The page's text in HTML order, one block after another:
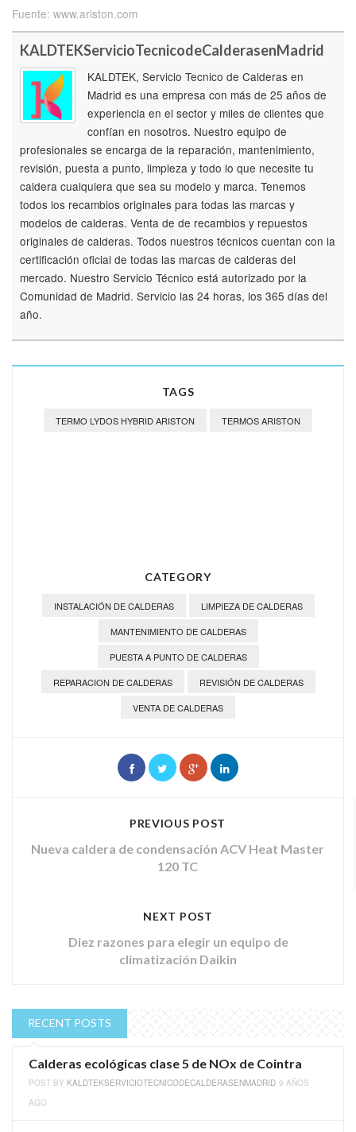
Fuente: www.ariston.com
KALDTEKServicioTecnicodeCalderasenMadrid
KALDTEK, Servicio Tecnico de Calderas en
Madrid es una empresa con más de 25 años de
experiencia en el sector y miles de clientes que
confían en nosotros. Nuestro equipo de
profesionales se encarga de la reparación, mantenimiento,
revisión, puesta a punto, limpieza y todo lo que necesite tu
caldera cualquiera que sea su modelo y marca. Tenemos
todos los recambios originales para todas las marcas y
modelos de calderas. Venta de de recambios y repuestos
originales de calderas. Todos nuestros técnicos cuentan con la
certificación oficial de todas las marcas de calderas del
mercado. Nuestro Servicio Técnico está autorizado por la
Comunidad de Madrid. Servicio las 24 horas, los 365 días del
año.
TAGS
TERMO LYDOS HYBRID ARISTON TERMOS ARISTON
CATEGORY
INSTALACIÓN DE CALDERAS
LIMPIEZA DE CALDERAS
MANTENIMIENTO DE CALDERAS
PUESTA A PUNTO DE CALDERAS
REPARACION DE CALDERAS
REVISIÓN DE CALDERAS
VENTA DE CALDERAS
PREVIOUS POST
Nueva caldera de condensación ACV Heat Master
120 TC
NEXT POST
Diez razones para elegir un equipo de
climatización Daikin
RECENT POSTS
Calderas ecológicas clase 5 de NOx de Cointra
POST BY KALDTEKSERVICIOTECNICODECALDERASENMADRID 9 AÑOS
AGO